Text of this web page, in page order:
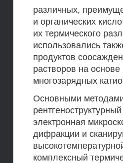
различных,
и органических
их термического
использовались
продуктов
растворов на основе
многозарядных
Основными
электронная
дифракции и
комплексный